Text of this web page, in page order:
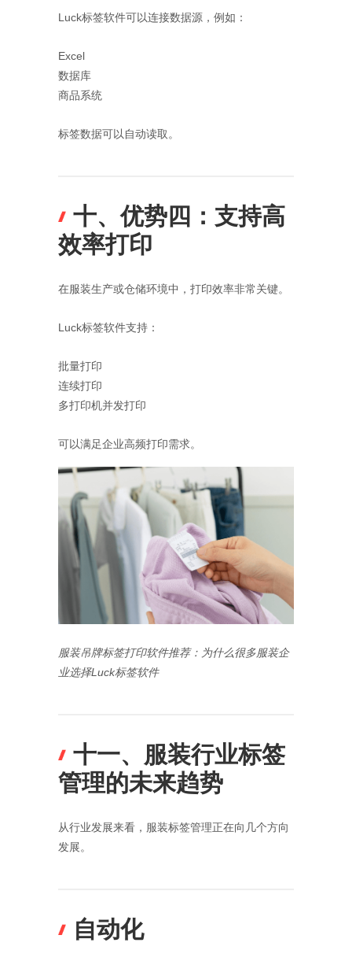
Luck标签软件可以连接数据源，例如：
Excel
数据库
商品系统
标签数据可以自动读取。
十、优势四：支持高
效率打印
在服装生产或仓储环境中，打印效率非常关键。
Luck标签软件支持：
批量打印
连续打印
多打印机并发打印
可以满足企业高频打印需求。
服装吊牌标签打印软件推荐：为什么很多服装企
业选择Luck标签软件
十一、服装行业标签
管理的未来趋势
从行业发展来看，服装标签管理正在向几个方向
发展。
自动化